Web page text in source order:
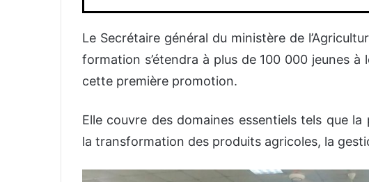
Le Secrétaire général du ministère de
formation s’étendra à plus de 100 000 jeunes
cette première promotion.
Elle couvre des domaines essentiels tels que
la transformation des produits agricoles, la